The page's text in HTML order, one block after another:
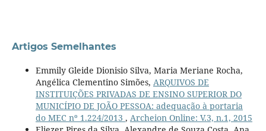
Artigos Semelhantes
Emmily Gleide Dionisio Silva, Maria Meriane Rocha,
Angélica Clementino Simões, ARQUIVOS DE
INSTITUIÇÕES PRIVADAS DE ENSINO SUPERIOR DO
MUNICÍPIO DE JOÃO PESSOA: adequação à portaria
do MEC nº 1.224/2013 , Archeion Online: V.3, n.1, 2015